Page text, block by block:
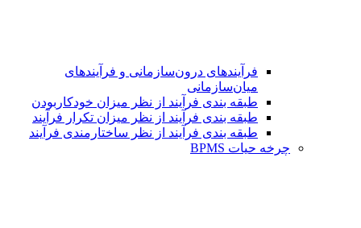
فرآیندهای درون‌سازمانی و فرآیندهای
میان‌سازمانی
طبقه بندی فرآیند از نظر میزان خودکاربودن
طبقه بندی فرآیند از نظر میزان تکرار فرآیند
طبقه بندی فرآیند از نظر ساختارمندی فرآیند
چرخه حیات BPMS